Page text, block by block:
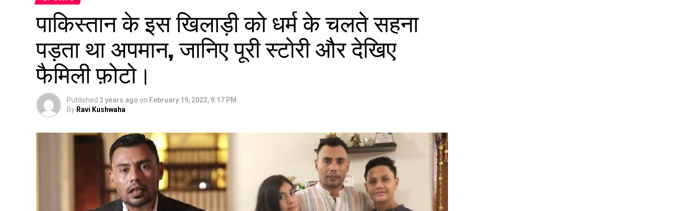
पाकिस्तान के इस खिलाड़ी को धर्म के चलते सहना
पड़ता था अपमान, जानिए पूरी स्टोरी और देखिए
फैमिली फ़ोटो।
Published 3 years ago on February 19, 2023, 9:17 PM
By Ravi Kushwaha